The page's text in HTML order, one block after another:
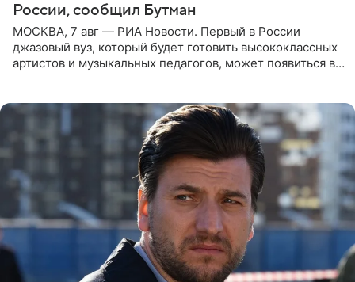
России, сообщил Бутман
МОСКВА, 7 авг — РИА Новости. Первый в России
джазовый вуз, который будет готовить высококлассных
артистов и музыкальных педагогов, может появиться в